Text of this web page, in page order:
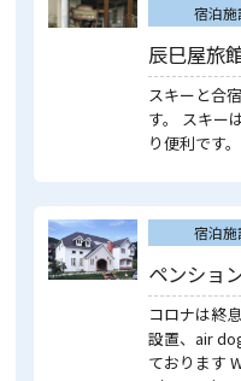
宿泊施
辰巳屋旅
スキーと合
す。 スキー
り便利です。
宿泊施
ペンショ
コロナは終
設置、air
ております